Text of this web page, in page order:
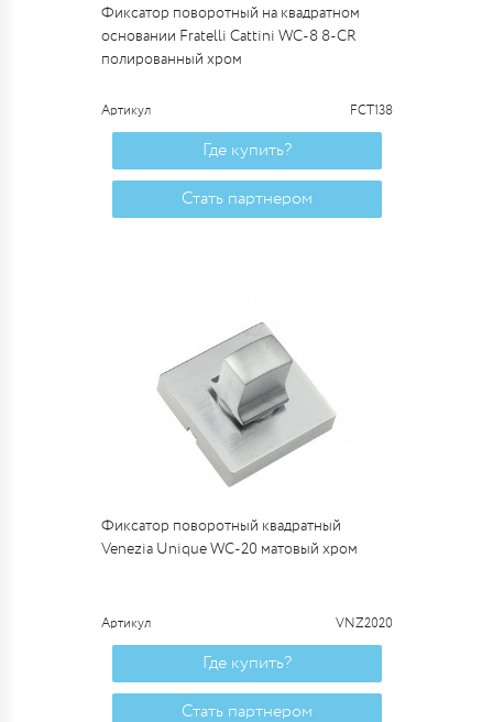
Фиксатор поворотный на квадратном
основании Fratelli Cattini WC-8 8-CR
полированный хром
Артикул FCT138
Где купить?
Стать партнером
Фиксатор поворотный квадратный
Venezia Unique WC-20 матовый хром
Артикул VNZ2020
Где купить?
Стать партнером